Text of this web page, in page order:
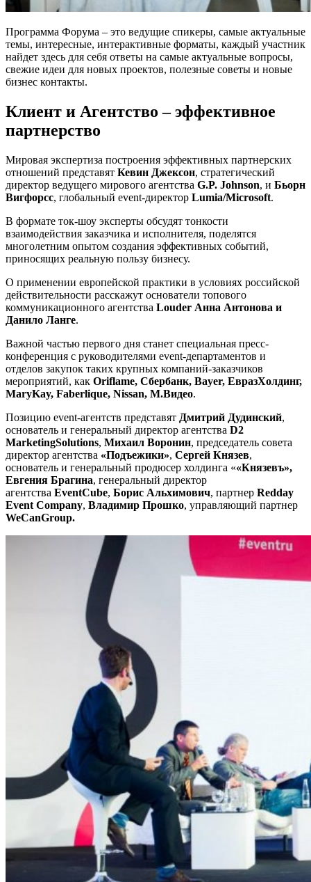
Программа Форума – это ведущие спикеры, самые актуальные
темы, интересные, интерактивные форматы, каждый участник
найдет здесь для себя ответы на самые актуальные вопросы,
свежие идеи для новых проектов, полезные советы и новые
бизнес контакты.
Клиент и Агентство – эффективное
партнерство
Мировая экспертиза построения эффективных партнерских
отношений представят Кевин Джексон, стратегический
директор ведущего мирового агентства G.P. Johnson, и Бьорн
Вигфорсс, глобальный event-директор Lumia/Microsoft.
В формате ток-шоу эксперты обсудят тонкости
взаимодействия заказчика и исполнителя, поделятся
многолетним опытом создания эффективных событий,
приносящих реальную пользу бизнесу.
О применении европейской практики в условиях российской
действительности расскажут основатели топового
коммуникационного агентства Louder Анна Антонова и
Данило Ланге.
Важной частью первого дня станет специальная пресс-
конференция с руководителями event-департаментов и
отделов закупок таких крупных компаний-заказчиков
мероприятий, как Oriflame, Сбербанк, Bayer, ЕвразХолдинг,
MaryKay, Faberlique, Nissan, М.Видео.
Позицию event-агентств представят Дмитрий Дудинский,
основатель и генеральный директор агентства D2
MarketingSolutions, Михаил Воронин, председатель совета
директор агентства «Подъежики», Сергей Князев,
основатель и генеральный продюсер холдинга ««Князевъ»,
Евгения Брагина, генеральный директор
агентства EventCube, Борис Альхимович, партнер Redday
Event Company, Владимир Прошко, управляющий партнер
WeCanGroup.